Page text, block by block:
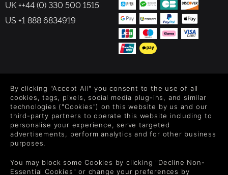
UK ++44 (0) 330 500 1515
US +1 888 6834919
Level up your inbox: Get emails for new releases, sales,
wishlists, and XP offers on games.
By entering your email you agree to receive marketing emails from
each email.
By clicking "Accept All" you consent to the use of all
cookies, tags, pixels, social media plug-ins, and similar
technologies ("Cookies") on this website by us and our
third-party partners to operate this website including to
personalise your experience, serve targeted
advertisements, perform analytics and for other business
purposes.
You may block some Cookies by clicking "Decline Non-
Essential Cookies" or change your preferences by